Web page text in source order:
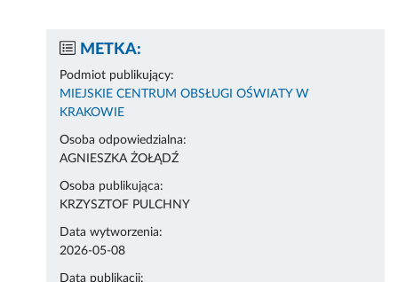
METKA:
Podmiot publikujący:
MIEJSKIE CENTRUM OBSŁUGI OŚWIATY W
KRAKOWIE
Osoba odpowiedzialna:
AGNIESZKA ŻOŁĄDŹ
Osoba publikująca:
KRZYSZTOF PULCHNY
Data wytworzenia:
2026-05-08
Data publikacji: